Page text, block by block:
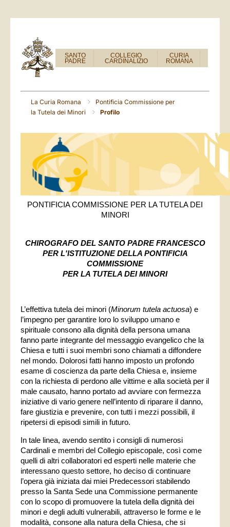
SANTO
PADRE
COLLEGIO
CARDINALIZIO
CURIA
ROMANA
La Curia Romana
Pontificia Commissione per
la Tutela dei Minori
Profilo
PONTIFICIA COMMISSIONE PER LA TUTELA DEI
MINORI
CHIROGRAFO DEL SANTO PADRE FRANCESCO
PER L'ISTITUZIONE DELLA PONTIFICIA
COMMISSIONE
PER LA TUTELA DEI MINORI
L’effettiva tutela dei minori (Minorum tutela actuosa) e
l’impegno per garantire loro lo sviluppo umano e
spirituale consono alla dignità della persona umana
fanno parte integrante del messaggio evangelico che la
Chiesa e tutti i suoi membri sono chiamati a diffondere
nel mondo. Dolorosi fatti hanno imposto un profondo
esame di coscienza da parte della Chiesa e, insieme
con la richiesta di perdono alle vittime e alla società per il
male causato, hanno portato ad avviare con fermezza
iniziative di vario genere nell’intento di riparare il danno,
fare giustizia e prevenire, con tutti i mezzi possibili, il
ripetersi di episodi simili in futuro.
In tale linea, avendo sentito i consigli di numerosi
Cardinali e membri del Collegio episcopale, così come
quelli di altri collaboratori ed esperti nelle materie che
interessano questo settore, ho deciso di continuare
l’opera già iniziata dai miei Predecessori stabilendo
presso la Santa Sede una Commissione permanente
con lo scopo di promuovere la tutela della dignità dei
minori e degli adulti vulnerabili, attraverso le forme e le
modalità, consone alla natura della Chiesa, che si